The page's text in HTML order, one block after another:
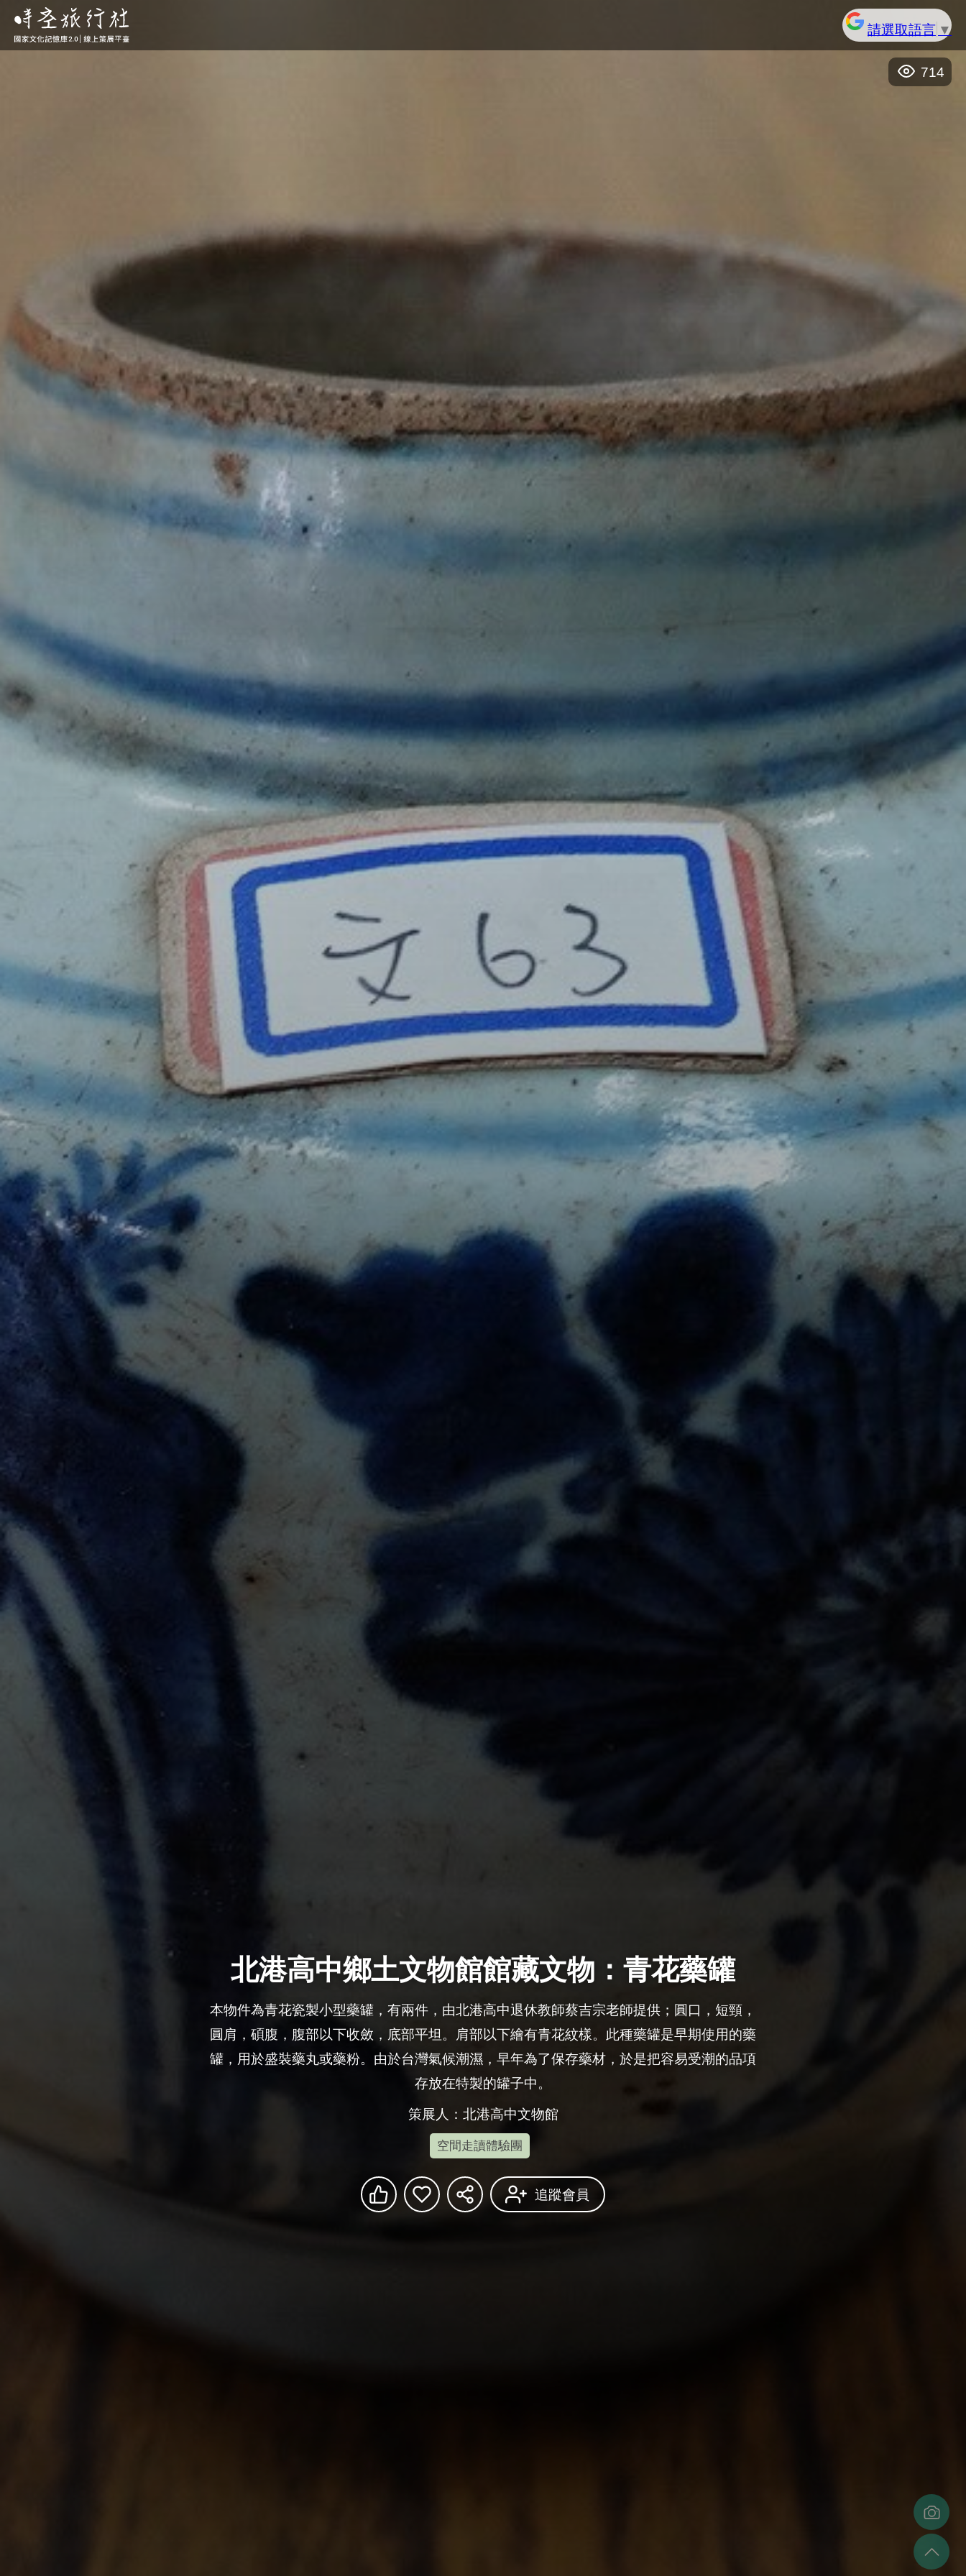
請選取語言 ▼
714
北港高中鄉土文物館館藏文物：青花藥罐
本物件為青花瓷製小型藥罐，有兩件，由北港高中退休教師蔡吉宗老師提供；圓口，短頸，
圓肩，碩腹，腹部以下收斂，底部平坦。肩部以下繪有青花紋樣。此種藥罐是早期使用的藥
罐，用於盛裝藥丸或藥粉。由於台灣氣候潮濕，早年為了保存藥材，於是把容易受潮的品項
存放在特製的罐子中。
策展人：北港高中文物館
空間走讀體驗團
追蹤會員